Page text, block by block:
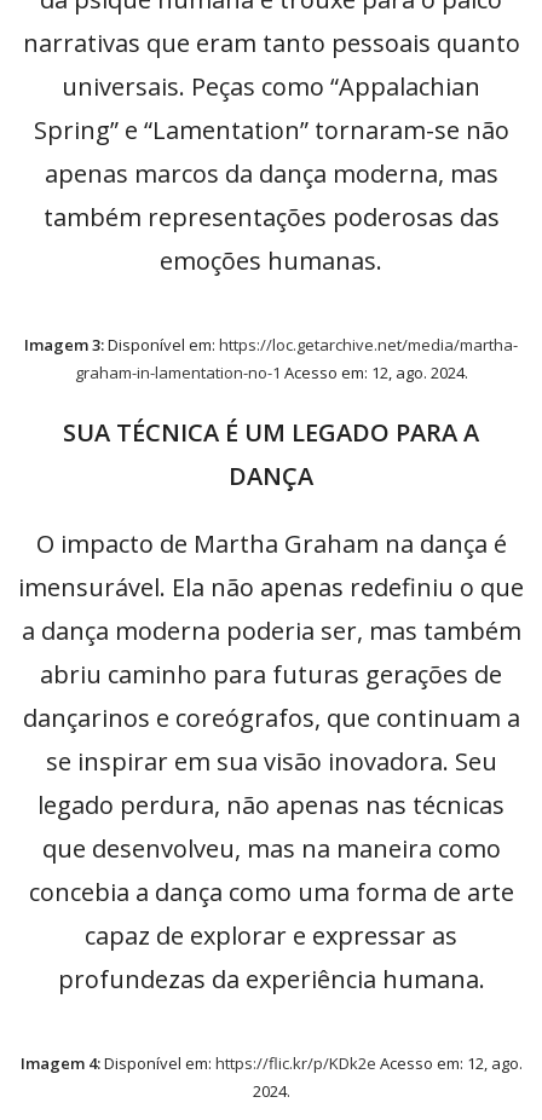
narrativas que eram tanto pessoais quanto
universais. Peças como “Appalachian
Spring” e “Lamentation” tornaram-se não
apenas marcos da dança moderna, mas
também representações poderosas das
emoções humanas.
Imagem 3:Disponível em: https://loc.getarchive.net/media/martha-
graham-in-lamentation-no-1 Acesso em: 12, ago. 2024.
SUA TÉCNICA É UM LEGADO PARA A
DANÇA
O impacto de Martha Graham na dança é
imensurável. Ela não apenas redefiniu o que
a dança moderna poderia ser, mas também
abriu caminho para futuras gerações de
dançarinos e coreógrafos, que continuam a
se inspirar em sua visão inovadora. Seu
legado perdura, não apenas nas técnicas
que desenvolveu, mas na maneira como
concebia a dança como uma forma de arte
capaz de explorar e expressar as
profundezas da experiência humana.
Imagem 4:Disponível em: https://flic.kr/p/KDk2e Acesso em: 12, ago.
2024.